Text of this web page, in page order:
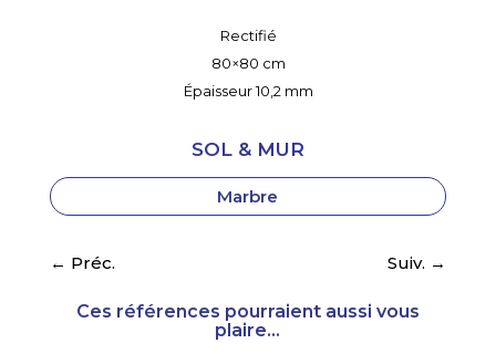
Rectifié
80×80 cm
Épaisseur 10,2 mm
SOL & MUR
Marbre
← Préc. Suiv. →
Ces références pourraient aussi vous
plaire...